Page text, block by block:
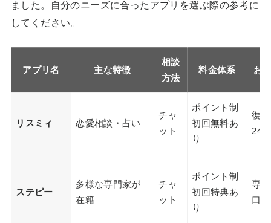
ました。自分のニーズに合ったアプリを選ぶ際の参考に
してください。
アプリ名 主な特徴
相談
方法
料金体系 お
リスミィ 恋愛相談・占い
チャ
ット
ポイント制
初回無料あ
り
復
24
ステピー
多様な専門家が
在籍
チャ
ット
ポイント制
初回特典あ
り
専
口